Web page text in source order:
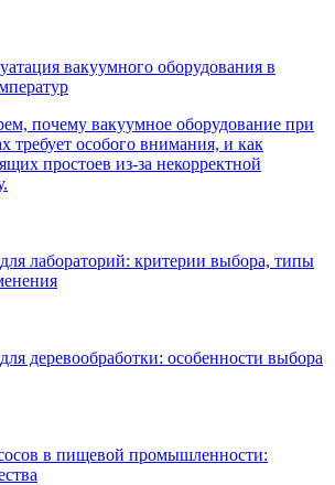
вакуумного оборудования в
почему вакуумное оборудование при
требует особого внимания, и как
простоев из-за некорректной
лабораторий: критерии выбора, типы
деревообработки: особенности выбора
в пищевой промышленности: